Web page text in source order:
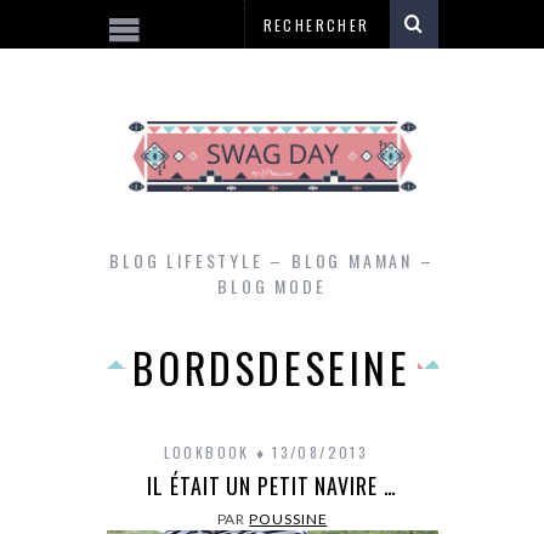
BLOG LIFESTYLE – BLOG MAMAN –
BLOG MODE
BORDSDESEINE
LOOKBOOK 13/08/2013
IL ÉTAIT UN PETIT NAVIRE …
PARPOUSSINE